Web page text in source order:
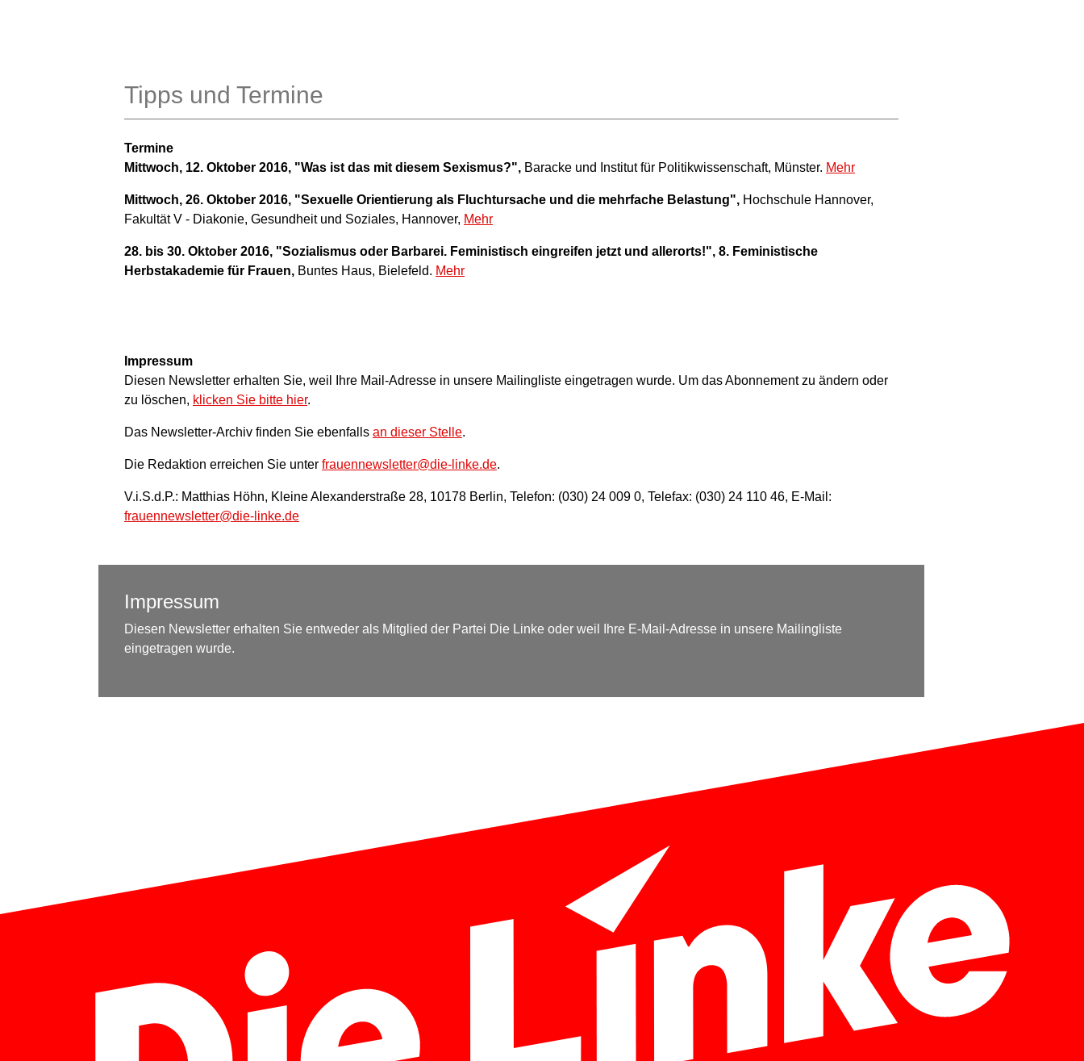
Tipps und Termine
Termine
Mittwoch, 12. Oktober 2016, "Was ist das mit diesem Sexismus?", Baracke und Institut für Politikwissenschaft, Münster. Mehr
Mittwoch, 26. Oktober 2016, "Sexuelle Orientierung als Fluchtursache und die mehrfache Belastung", Hochschule Hannover,
Fakultät V - Diakonie, Gesundheit und Soziales, Hannover, Mehr
28. bis 30. Oktober 2016, "Sozialismus oder Barbarei. Feministisch eingreifen jetzt und allerorts!", 8. Feministische
Herbstakademie für Frauen, Buntes Haus, Bielefeld. Mehr
Impressum
Diesen Newsletter erhalten Sie, weil Ihre Mail-Adresse in unsere Mailingliste eingetragen wurde. Um das Abonnement zu ändern oder
zu löschen, klicken Sie bitte hier.
Das Newsletter-Archiv finden Sie ebenfalls an dieser Stelle.
Die Redaktion erreichen Sie unter frauennewsletter@die-linke.de.
V.i.S.d.P.: Matthias Höhn, Kleine Alexanderstraße 28, 10178 Berlin, Telefon: (030) 24 009 0, Telefax: (030) 24 110 46, E-Mail:
frauennewsletter@die-linke.de
Impressum
Diesen Newsletter erhalten Sie entweder als Mitglied der Partei Die Linke oder weil Ihre E-Mail-Adresse in unsere Mailingliste
eingetragen wurde.